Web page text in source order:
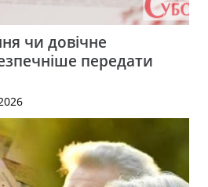
чи довічне
передати